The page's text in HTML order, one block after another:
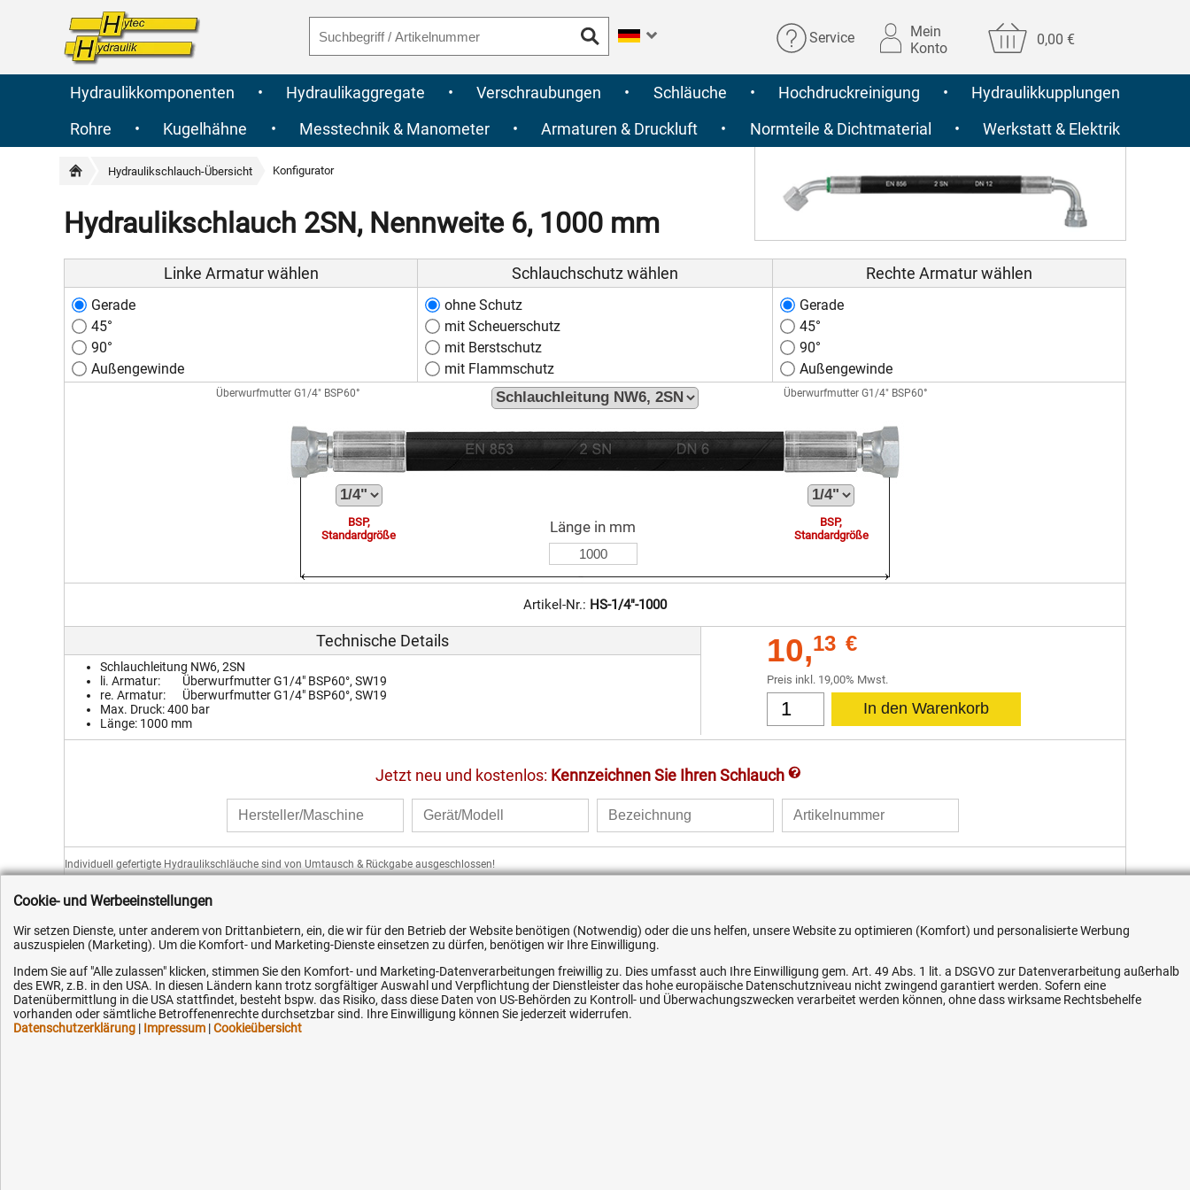
Service
Mein
Konto
0,00 €
Hydraulikkomponenten • Hydraulikaggregate • Verschraubungen • Schläuche • Hochdruckreinigung •
Hydraulikkupplungen
Rohre
• Kugelhähne • Messtechnik & Manometer • Armaturen & Druckluft • Normteile & Dichtmaterial • Werkstatt & Elektrik
Hydraulikschlauch-Übersicht Konfigurator
Hydraulikschlauch 2SN, Nennweite 6, 1000 mm
Linke Armatur wählen
Gerade
45°
90°
Außengewinde
Schlauchschutz wählen
ohne Schutz
mit Scheuerschutz
mit Berstschutz
mit Flammschutz
Rechte Armatur wählen
Gerade
45°
90°
Außengewinde
Überwurfmutter G1/4" BSP60°
BSP,
Standardgröße
Überwurfmutter G1/4" BSP60°
BSP,
Standardgröße
Länge in mm
Artikel-Nr.: HS-1/4"-1000
Technische Details
Schlauchleitung NW6, 2SN
li. Armatur:
Überwurfmutter G1/4" BSP60°, SW19
re. Armatur:
Überwurfmutter G1/4" BSP60°, SW19
Max. Druck:400 bar
Länge: 1000 mm
10,13 €
Preis inkl. 19,00% Mwst.
Jetzt neu und kostenlos: Kennzeichnen Sie Ihren Schlauch
LINK
Individuell gefertigte Hydraulikschläuche sind von Umtausch & Rückgabe ausgeschlossen!
Kundenhotline (Festnetz):
+49 (0) 5351 - 523 520
Mo.-Fr. 07:30 - 16:00 Uhr
Hilfe & Service
Versandkosten
Ihre Hytec-Hydraulik Vorteile
Schneller Versand, meist am selben Tag
Versandkostenfrei ab 150 EUR (innerhalb DE)
Flexible Zahlung
Cookie- und Werbeeinstellungen
Wir setzen Dienste, unter anderem von Drittanbietern, ein, die wir für den Betrieb der Website benötigen (Notwendig) oder die uns helfen, unsere Website zu optimieren (Komfort) und personalisierte Werbung
auszuspielen (Marketing). Um die Komfort- und Marketing-Dienste einsetzen zu dürfen, benötigen wir Ihre Einwilligung.
Indem Sie auf "Alle zulassen" klicken, stimmen Sie den Komfort- und Marketing-Datenverarbeitungen freiwillig zu. Dies umfasst auch Ihre Einwilligung gem. Art. 49 Abs. 1 lit. a DSGVO zur Datenverarbeitung außerhalb
des EWR, z.B. in den USA. In diesen Ländern kann trotz sorgfältiger Auswahl und Verpflichtung der Dienstleister das hohe europäische Datenschutzniveau nicht zwingend garantiert werden. Sofern eine
Datenübermittlung in die USA stattfindet, besteht bspw. das Risiko, dass diese Daten von US-Behörden zu Kontroll- und Überwachungszwecken verarbeitet werden können, ohne dass wirksame Rechtsbehelfe
vorhanden oder sämtliche Betroffenenrechte durchsetzbar sind. Ihre Einwilligung können Sie jederzeit widerrufen.
Datenschutzerklärung | Impressum |Cookieübersicht